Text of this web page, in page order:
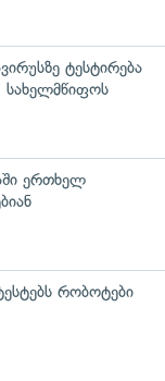
ტესტირება
ერთხელ
რობოტები